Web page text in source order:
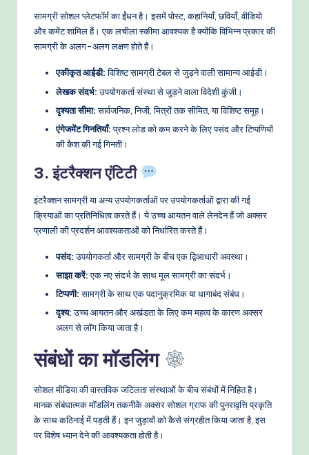
सामग्री सोशल प्लेटफॉर्म का ईंधन है। इसमें पोस्ट, कहानियाँ, छवियाँ, वीडियो
और कमेंट शामिल हैं। एक लचीला स्कीमा आवश्यक है क्योंकि विभिन्न प्रकार की
सामग्री के अलग-अलग लक्षण होते हैं।
एकीकृत आईडी:विशिष्ट सामग्री टेबल से जुड़ने वाली सामान्य आईडी।
लेखक संदर्भ:उपयोगकर्ता संस्था से जुड़ने वाला विदेशी कुंजी।
दृश्यता सीमा:सार्वजनिक, निजी, मित्रों तक सीमित, या विशिष्ट समूह।
एंगेजमेंट गिनतियाँ:प्रश्न लोड को कम करने के लिए पसंद और टिप्पणियों
की कैश की गई गिनती।
3. इंटरैक्शन एंटिटी
इंटरैक्शन सामग्री या अन्य उपयोगकर्ताओं पर उपयोगकर्ताओं द्वारा की गई
क्रियाओं का प्रतिनिधित्व करते हैं। ये उच्च आयतन वाले लेनदेन हैं जो अक्सर
प्रणाली की प्रदर्शन आवश्यकताओं को निर्धारित करते हैं।
पसंद:उपयोगकर्ता और सामग्री के बीच एक द्विआधारी अवस्था।
साझा करें:एक नए संदर्भ के साथ मूल सामग्री का संदर्भ।
टिप्पणी:सामग्री के साथ एक पदानुक्रमिक या धागाबंद संबंध।
दृश्य:उच्च आयतन और अखंडता के लिए कम महत्व के कारण अक्सर
अलग से लॉग किया जाता है।
संबंधों का मॉडलिंग
सोशल मीडिया की वास्तविक जटिलता संस्थाओं के बीच संबंधों में निहित है।
मानक संबंधात्मक मॉडलिंग तकनीकें अक्सर सोशल ग्राफ की पुनरावृत्ति प्रकृति
के साथ कठिनाई में पड़ती हैं। इन जुड़ावों को कैसे संग्रहीत किया जाता है, इस
पर विशेष ध्यान देने की आवश्यकता होती है।